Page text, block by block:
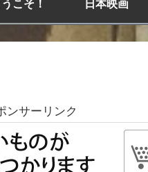
こそ！ 日本映画
ンサーリンク